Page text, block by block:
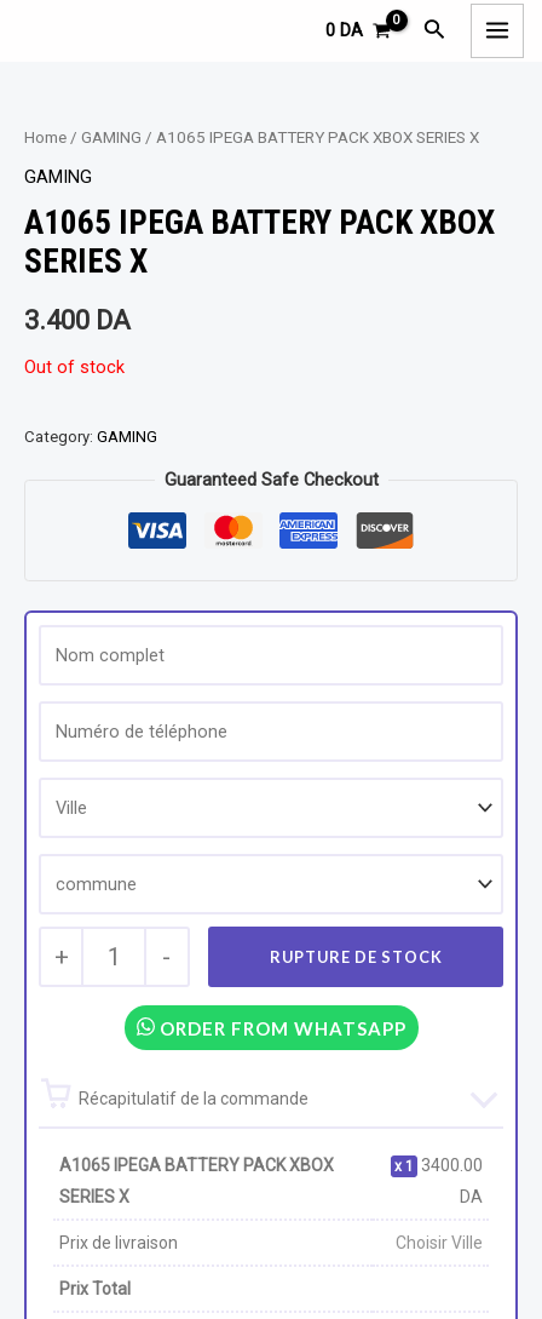
0 DA Rechercher
Home / GAMING / A1065 IPEGA BATTERY PACK XBOX SERIES X
GAMING
A1065 IPEGA BATTERY PACK XBOX
SERIES X
3.400 DA
Out of stock
Category: GAMING
Guaranteed Safe Checkout
+ 1 -
ORDER FROM WHATSAPP
Récapitulatif de la commande
A1065 IPEGA BATTERY PACK XBOX
SERIES X
1
3400.00
DA
Prix de livraison Choisir Ville
Prix Total